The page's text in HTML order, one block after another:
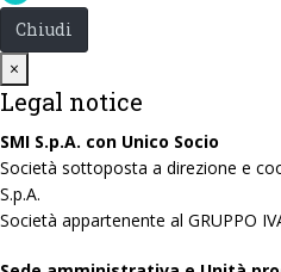
Chiudi
×
Legal notice
SMI S.p.A. con Unico Socio
Società sottoposta a direzione e
S.p.A.
Società appartenente al GRUPPO